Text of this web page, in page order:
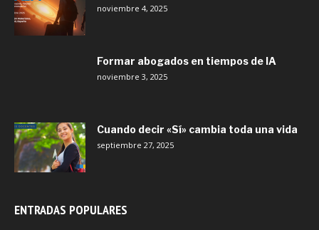
noviembre 4, 2025
Formar abogados en tiempos de IA
noviembre 3, 2025
Cuando decir «Sí» cambia toda una vida
septiembre 27, 2025
ENTRADAS POPULARES